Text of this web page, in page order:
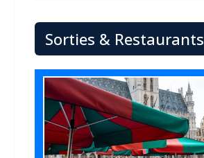
Sorties & Restaurants